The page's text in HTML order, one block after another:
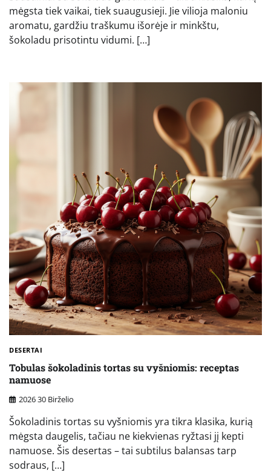
mėgsta tiek vaikai, tiek suaugusieji. Jie vilioja maloniu
aromatu, gardžiu traškumu išorėje ir minkštu,
šokoladu prisotintu vidumi. […]
DESERTAI
Tobulas šokoladinis tortas su vyšniomis: receptas
namuose
2026 30 Birželio
Šokoladinis tortas su vyšniomis yra tikra klasika, kurią
mėgsta daugelis, tačiau ne kiekvienas ryžtasi jį kepti
namuose. Šis desertas – tai subtilus balansas tarp
sodraus, […]